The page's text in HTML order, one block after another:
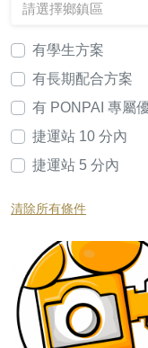
請選擇鄉鎮區
有學生方案
有長期配合方案
有 PONPAI 專屬
捷運站 10 分內
捷運站 5 分內
清除所有條件